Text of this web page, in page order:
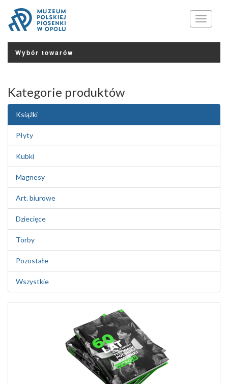
Menu
Wybór towarów
Kategorie produktów
Książki
Płyty
Kubki
Magnesy
Art. biurowe
Dziecięce
Torby
Pozostałe
Wszystkie